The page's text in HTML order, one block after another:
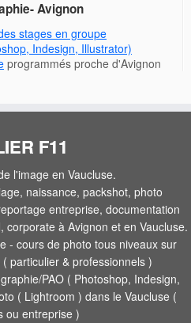
Avignon
stages en groupe
Indesign, Illustrator)
programmés proche d'Avignon
F11
l'image en Vaucluse.
naissance, packshot, photo
entreprise, documentation
à Avignon et en Vaucluse.
- cours de photo tous niveaux sur
particulier & professionnels )
PAO ( Photoshop, Indesign,
( Lightroom ) dans le Vaucluse (
ou entreprise )